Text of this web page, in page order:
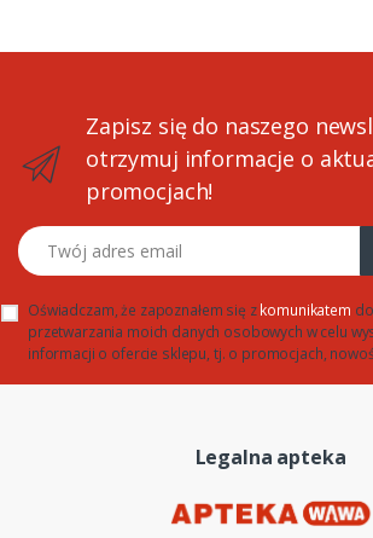
Zapisz się do naszego
otrzymuj informacje o
promocjach!
Twój adres email
Oświadczam, że zapoznałem się zkomunikatem
przetwarzania moich danych osobowych w celu
informacji o ofercie sklepu, tj. o promocjach,
Legalna apteka